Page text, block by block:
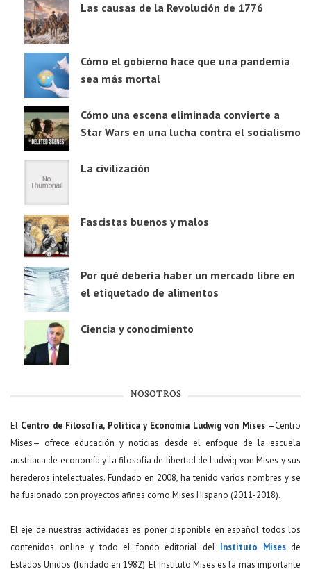
Las causas de la Revolución de 1776
Cómo el gobierno hace que una pandemia
sea más mortal
Cómo una escena eliminada convierte a
Star Wars en una lucha contra el socialismo
La civilización
Fascistas buenos y malos
Por qué debería haber un mercado libre en
el etiquetado de alimentos
Ciencia y conocimiento
NOSOTROS
El Centro de Filosofía, Política y Economía Ludwig von Mises—Centro
Mises— ofrece educación y noticias desde el enfoque de la escuela
austriaca de economía y la filosofía de libertad de Ludwig von Mises y sus
herederos intelectuales. Fundado en 2008, ha tenido varios nombres y se
ha fusionado con proyectos afines como Mises Hispano (2011-2018).
El eje de nuestras actividades es poner disponible en español todos los
contenidos online y todo el fondo editorial del Instituto Misesde
Estados Unidos (fundado en 1982). El Instituto Mises es la más importante